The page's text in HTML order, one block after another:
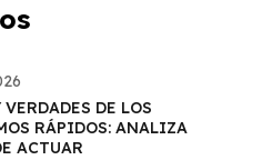
DE LOS
RÁPIDOS: ANALIZA
ACTUAR